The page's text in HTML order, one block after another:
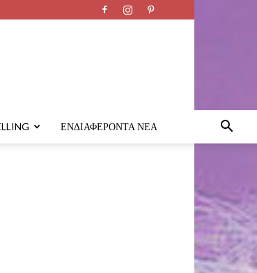
ΕΝΔΙΑΦΈΡΟΝΤΑ ΝΈΑ